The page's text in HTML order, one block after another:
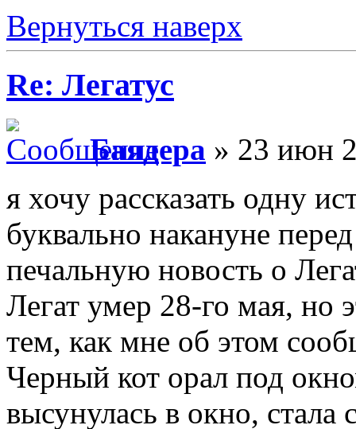
Вернуться наверх
Re: Легатус
Баядера » 23 июн
я хочу рассказать одну
буквально накануне
печальную новость о
Легат умер 28-го мая, но
тем, как мне об этом
Черный кот орал под
высунулась в окно, стала